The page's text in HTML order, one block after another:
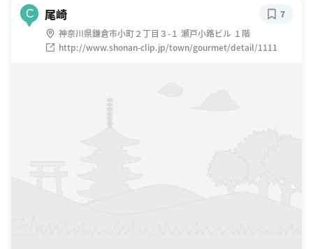
C 尾崎
神奈川県鎌倉市小町２丁目３-１ 瀬戸小路ビル １階
http://www.shonan-clip.jp/town/gourmet/detail/1111
7